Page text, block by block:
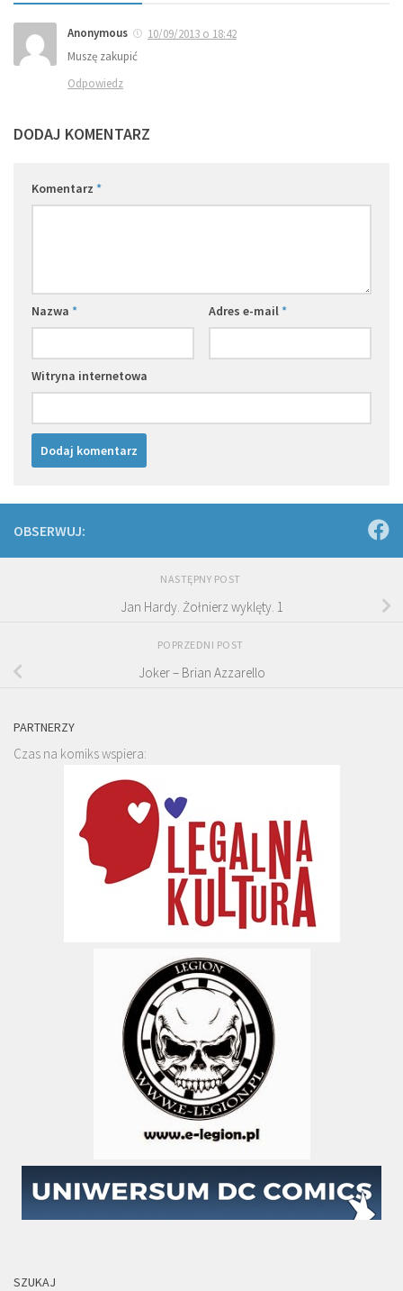
Anonymous
10/09/2013 o 18:42
Muszę zakupić
Odpowiedz
DODAJ KOMENTARZ
Komentarz *
Nazwa * Adres e-mail*
Witryna internetowa
OBSERWUJ:
NASTĘPNY POST
Jan Hardy. Żołnierz wyklęty. 1
POPRZEDNI POST
Joker – Brian Azzarello
PARTNERZY
Czas na komiks wspiera:
SZUKAJ